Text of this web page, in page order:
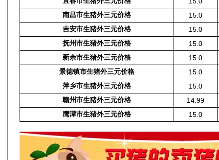
南昌市生猪外三元价格
15.0
吉安市生猪外三元价格
15.0
抚州市生猪外三元价格
15.0
新余市生猪外三元价格
15.0
景德镇市生猪外三元价格
15.0
萍乡市生猪外三元价格
15.0
赣州市生猪外三元价格
14.99
鹰潭市生猪外三元价格
15.0